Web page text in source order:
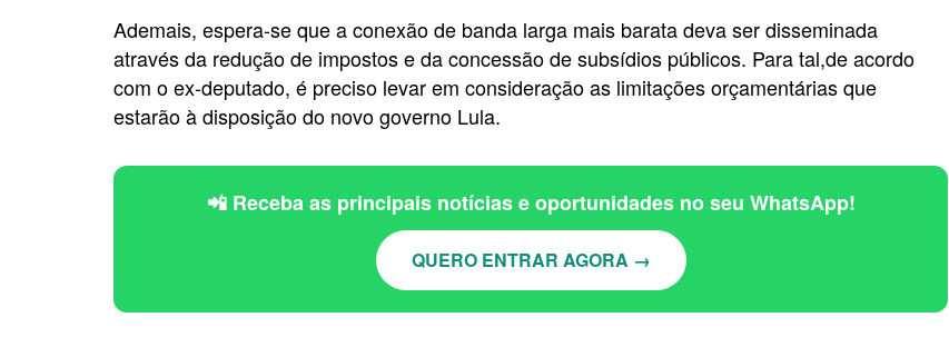
Ademais, espera-se que a conexão de banda larga mais barata deva ser disseminada
através da redução de impostos e da concessão de subsídios públicos. Para tal,de acordo
com o ex-deputado, é preciso levar em consideração as limitações orçamentárias que
estarão à disposição do novo governo Lula.
📲 Receba as principais notícias e oportunidades no seu WhatsApp!
QUERO ENTRAR AGORA →